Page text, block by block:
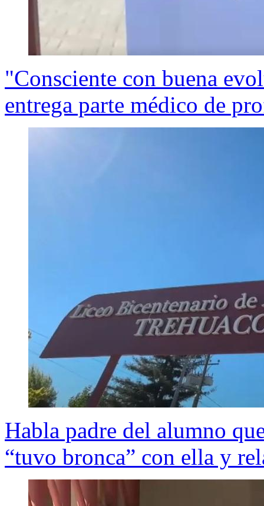
"Consciente con buena
entrega parte médico de
Habla padre del alumno
“tuvo bronca” con ella y